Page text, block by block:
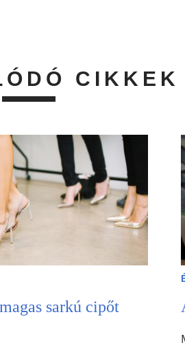
CIKKEK
sarkú cipőt